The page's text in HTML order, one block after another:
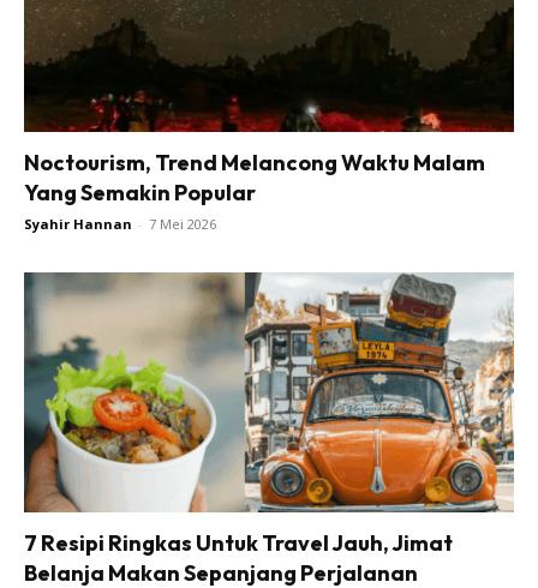
Noctourism, Trend Melancong Waktu Malam
Yang Semakin Popular
Syahir Hannan - 7 Mei 2026
7 Resipi Ringkas Untuk Travel Jauh, Jimat
Belanja Makan Sepanjang Perjalanan